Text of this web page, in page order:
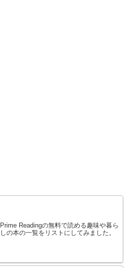
Prime Readingの無料で読める趣味や暮ら
しの本の一覧をリストにしてみました。